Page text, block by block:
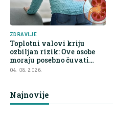
ZDRAVLJE
Toplotni valovi kriju
ozbiljan rizik: Ove osobe
moraju posebno čuvati
bubrege
04. 08. 2026.
Najnovije